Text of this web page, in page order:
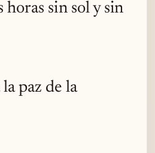
horas sin sol y sin
paz de la